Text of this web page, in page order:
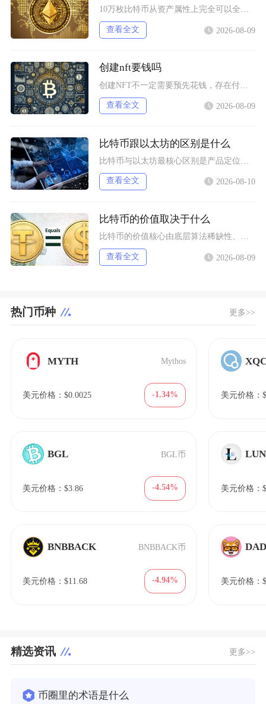
10万枚比特币从资产属性上完全可以全部卖出，但无法在公开现货市场一次性市价成交，想要足额变
查看全文 2026-08-09
创建nft要钱吗
查看全文 2026-08-09
比特币跟以太坊的区别是什么
查看全文 2026-08-10
比特币的价值取决于什么
比特币的价值核心由底层算法稀缺性、全球宏观流动性、去中心化实用需求、行业合规进程四大维度共
查看全文 2026-08-09
热门币种 更多>>
MYTH Mythos
美元价格：$0.0025 -1.34%
BGL BGL币
美元价格：$3.86 -4.54%
BNBBACK BNBBACK币
美元价格：$11.68 -4.94%
美元价格：
美元价格：
美元价格：
精选资讯 更多>>
币圈里的术语是什么